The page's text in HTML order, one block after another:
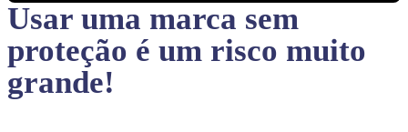
Usar uma marca sem
proteção é um risco muito
grande!